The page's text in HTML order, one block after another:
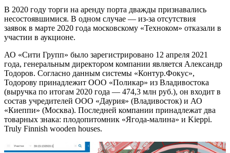
В 2020 году торги на аренду порта дважды признавались
несостоявшимися. В одном случае — из-за отсутствия
заявок в марте 2020 года московскому «Техноком» отказали в
участии в аукционе.
АО «Сити Групп» было зарегистрировано 12 апреля 2021
года, генеральным директором компании является Александр
Тодоров. Согласно данным системы «Контур.Фокус»,
Тодорову принадлежит ООО «Поликар» из Владивостока
(выручка по итогам 2020 года — 474,3 млн руб.), он входит в
состав учредителей ООО «Даурия» (Владивосток) и АО
«Киеппи» (Москва). Последней компании принадлежат два
товарных знака: плодопитомник «Ягода-малина» и Kieppi.
Truly Finnish wooden houses.